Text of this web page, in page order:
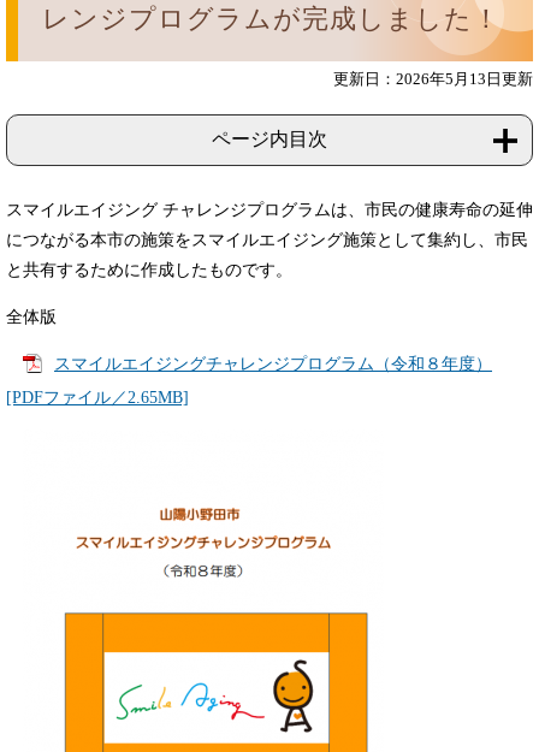
レンジプログラムが完成しました！
更新日：2026年5月13日更新
ページ内目次
スマイルエイジング チャレンジプログラムは、市民の健康寿命の延伸
につながる本市の施策をスマイルエイジング施策として集約し、市民
と共有するために作成したものです。
全体版
スマイルエイジングチャレンジプログラム（令和８年度）
[PDFファイル／2.65MB]